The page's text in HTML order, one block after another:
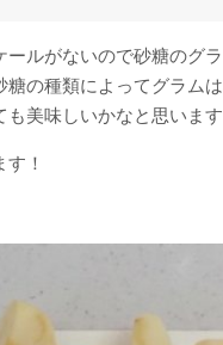
ールがないので砂糖のグ
糖の種類によってグラム
美味しいかなと思います
！